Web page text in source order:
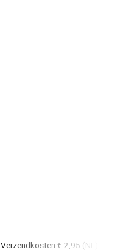
Verzendkosten € 2,95 (NL)